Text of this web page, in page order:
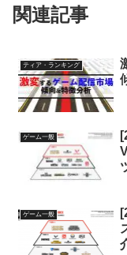
関連記事
ティア・ランキング
ゲーム一般
ゲーム一般